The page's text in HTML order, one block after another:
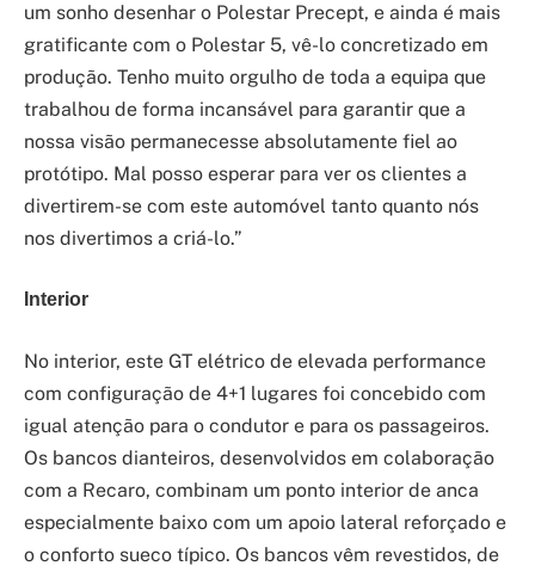
um sonho desenhar o Polestar Precept, e ainda é mais
gratificante com o Polestar 5, vê-lo concretizado em
produção. Tenho muito orgulho de toda a equipa que
trabalhou de forma incansável para garantir que a
nossa visão permanecesse absolutamente fiel ao
protótipo. Mal posso esperar para ver os clientes a
divertirem-se com este automóvel tanto quanto nós
nos divertimos a criá-lo.”
Interior
No interior, este GT elétrico de elevada performance
com configuração de 4+1 lugares foi concebido com
igual atenção para o condutor e para os passageiros.
Os bancos dianteiros, desenvolvidos em colaboração
com a Recaro, combinam um ponto interior de anca
especialmente baixo com um apoio lateral reforçado e
o conforto sueco típico. Os bancos vêm revestidos, de